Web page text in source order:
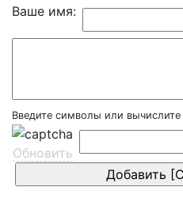
Ваше имя:
Введите символы или
Обновить